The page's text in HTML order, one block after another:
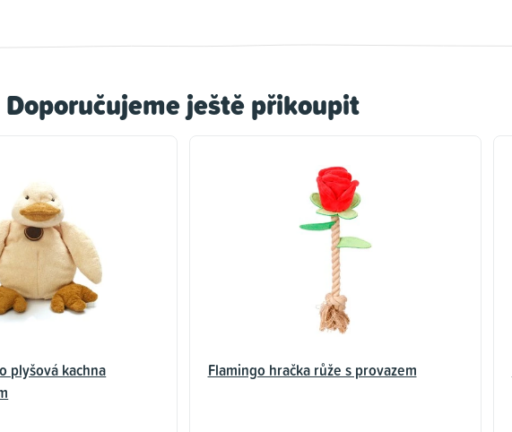
Doporučujeme ještě přikoupit
plyšová kachna
Flamingo hračka růže s provazem